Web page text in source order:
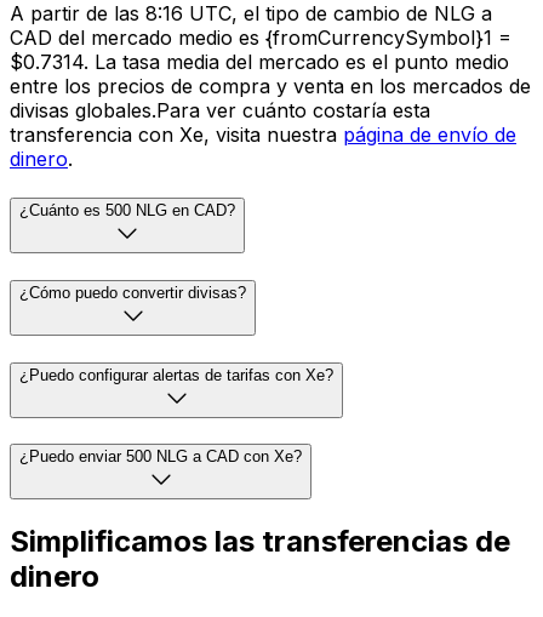
A partir de las 8:16 UTC, el tipo de cambio de NLG a
CAD del mercado medio es {fromCurrencySymbol}1 =
$0.7314. La tasa media del mercado es el punto medio
entre los precios de compra y venta en los mercados de
divisas globales.Para ver cuánto costaría esta
transferencia con Xe, visita nuestra página de envío de
dinero.
¿Cuánto es 500 NLG en CAD?
¿Cómo puedo convertir divisas?
¿Puedo configurar alertas de tarifas con Xe?
¿Puedo enviar 500 NLG a CAD con Xe?
Simplificamos las transferencias de
dinero